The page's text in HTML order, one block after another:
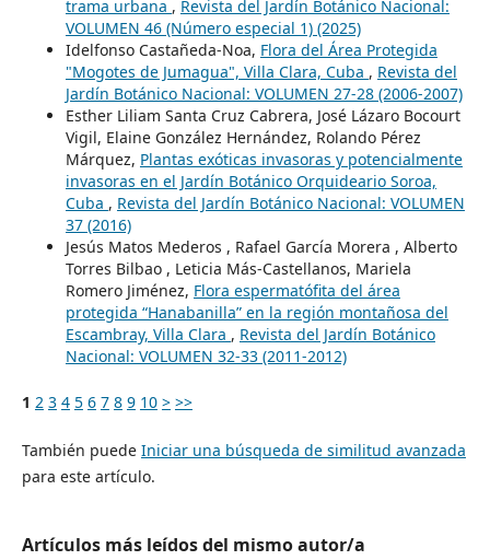
trama urbana , Revista del Jardín Botánico Nacional:
VOLUMEN 46 (Número especial 1) (2025)
Idelfonso Castañeda-Noa, Flora del Área Protegida
"Mogotes de Jumagua", Villa Clara, Cuba , Revista del
Jardín Botánico Nacional: VOLUMEN 27-28 (2006-2007)
Esther Liliam Santa Cruz Cabrera, José Lázaro Bocourt
Vigil, Elaine González Hernández, Rolando Pérez
Márquez, Plantas exóticas invasoras y potencialmente
invasoras en el Jardín Botánico Orquideario Soroa,
Cuba , Revista del Jardín Botánico Nacional: VOLUMEN
37 (2016)
Jesús Matos Mederos , Rafael García Morera , Alberto
Torres Bilbao , Leticia Más-Castellanos, Mariela
Romero Jiménez, Flora espermatófita del área
protegida “Hanabanilla” en la región montañosa del
Escambray, Villa Clara , Revista del Jardín Botánico
Nacional: VOLUMEN 32-33 (2011-2012)
1 2 3 4 5 6 7 8 9 10 > >>
También puede Iniciar una búsqueda de similitud avanzada
para este artículo.
Artículos más leídos del mismo autor/a